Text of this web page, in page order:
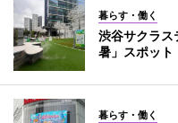
暮らす・働く
渋谷サクラス
暑」スポット
暮らす・働く